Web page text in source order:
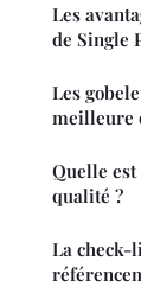
Les
de Single
Les
meilleure
Quelle
qualité ?
La check-